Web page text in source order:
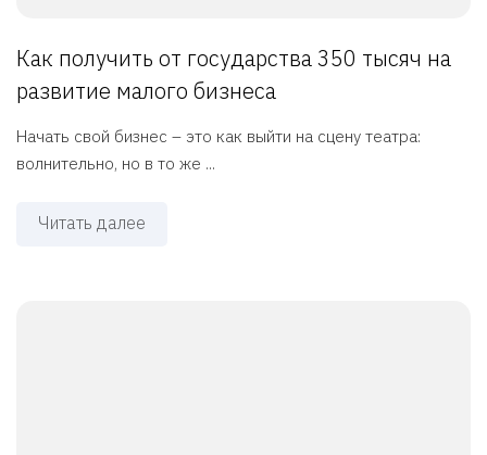
Как получить от государства 350 тысяч на
развитие малого бизнеса
Начать свой бизнес – это как выйти на сцену театра:
волнительно, но в то же ...
Читать далее